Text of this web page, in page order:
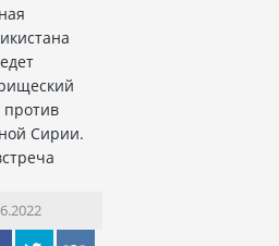
против
Сирии.